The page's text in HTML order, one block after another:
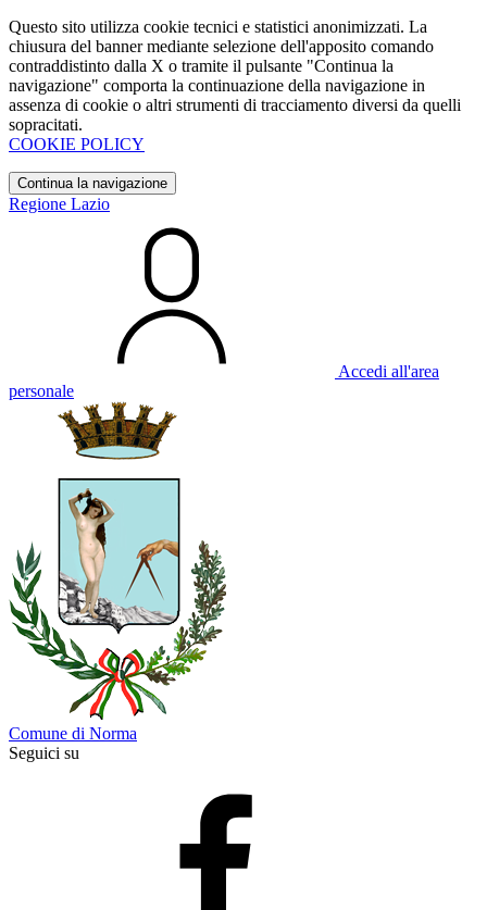
Questo sito utilizza cookie tecnici e statistici anonimizzati. La
chiusura del banner mediante selezione dell'apposito comando
contraddistinto dalla X o tramite il pulsante "Continua la
navigazione" comporta la continuazione della navigazione in
assenza di cookie o altri strumenti di tracciamento diversi da quelli
sopracitati.
COOKIE POLICY
Continua la navigazione
Regione Lazio
Accedi all'area
personale
Comune di Norma
Seguici su